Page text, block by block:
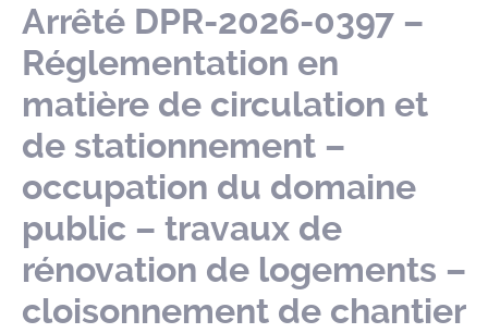
Arrêté DPR-2026-0397 –
Réglementation en
matière de circulation et
de stationnement –
occupation du domaine
public – travaux de
rénovation de logements –
cloisonnement de chantier